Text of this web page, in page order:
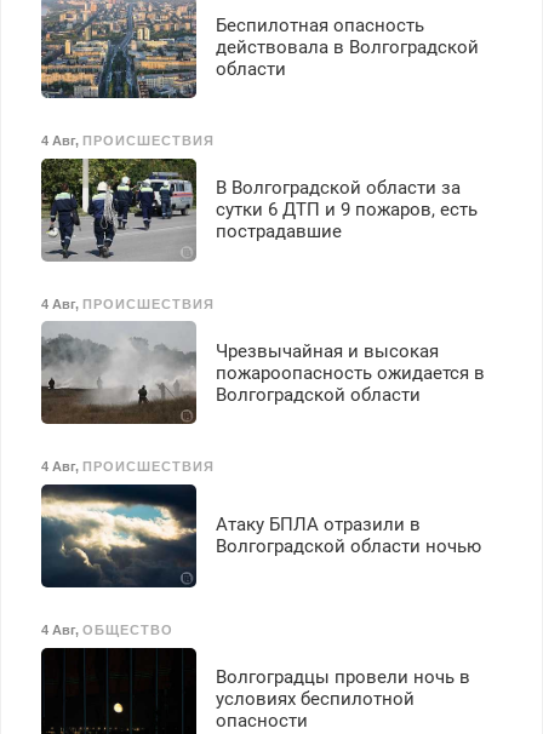
Беспилотная опасность
действовала в Волгоградской
области
4 Авг, ПРОИСШЕСТВИЯ
В Волгоградской области за
сутки 6 ДТП и 9 пожаров, есть
пострадавшие
4 Авг, ПРОИСШЕСТВИЯ
Чрезвычайная и высокая
пожароопасность ожидается в
Волгоградской области
4 Авг, ПРОИСШЕСТВИЯ
Атаку БПЛА отразили в
Волгоградской области ночью
4 Авг, ОБЩЕСТВО
Волгоградцы провели ночь в
условиях беспилотной
опасности